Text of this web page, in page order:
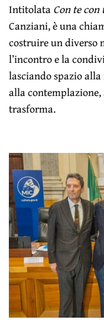
IntitolataCon te
Canziani, è una
costruire un diverso
l’incontro e la
lasciando spazio
alla
trasforma.